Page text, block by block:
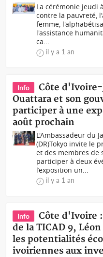
La cérémonie jeudi
contre la pauvreté,
femme,
l'assistance
ca...
il y a 1 an
Info
Côte
Ouattara et son
participer à une
août prochain
L'Ambassadeur du
(DR)Tokyo invite le
et des membres de
participer à deux
l’exposition un...
il y a 1 an
Info
Côte d'Ivoire
de la TICAD 9,
les potentialités
ivoiriennes aux